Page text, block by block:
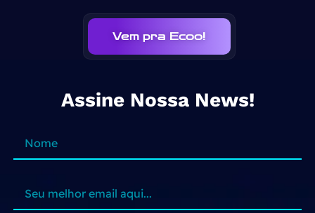
Vem pra Ecoo!
Assine Nossa News!